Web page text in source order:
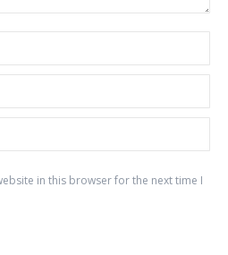
in this browser for the next time I